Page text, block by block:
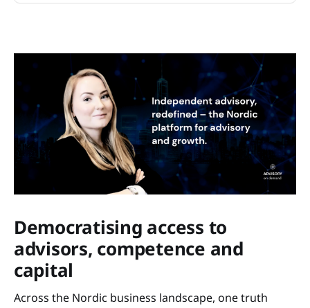
Democratising access to
advisors, competence and
capital
Across the Nordic business landscape, one truth